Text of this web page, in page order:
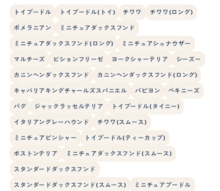
トイプードル トイプードル(トイ) チワワ チワワ(ロング)
ポメラニアン ミニチュアダックスフンド
ミニチュアダックスフンド(ロング) ミニチュアシュナウザー
マルチーズ ビションフリーゼ ヨークシャーテリア シーズー
カニンヘンダックスフンド カニンヘンダックスフンド(ロング)
キャバリアキングチャールズスパニエル パピヨン ペキニーズ
パグ ジャックラッセルテリア トイプードル(タイニー)
イタリアングレーハウンド チワワ(スムース)
ミニチュアピンシャー トイプードル(ティーカップ)
ボストンテリア ミニチュアダックスフンド(スムース)
スタンダードダックスフンド
スタンダードダックスフンド(スムース) ミニチュアプードル